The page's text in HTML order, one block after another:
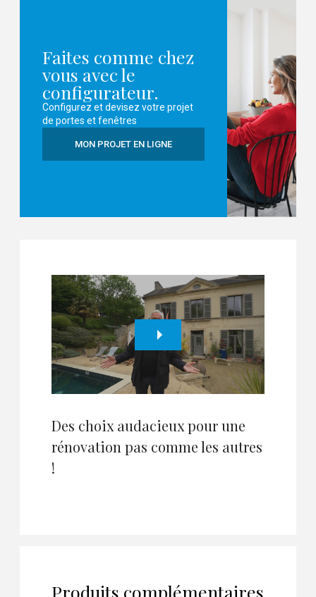
Faites comme chez
vous avec le
configurateur.
Configurez et devisez votre projet
de portes et fenêtres
MON PROJET EN LIGNE
Des choix audacieux pour une
rénovation pas comme les autres
!
Produits complémentaires